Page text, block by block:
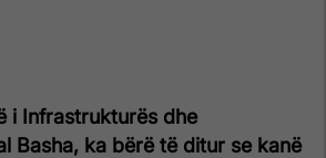
i Infrastrukturës dhe
Basha, ka bërë të ditur se kanë